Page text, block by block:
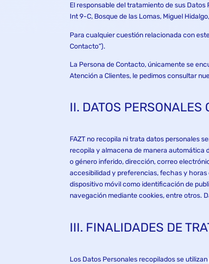
El responsable del tratamiento de sus
Int 9-C, Bosque de las Lomas, Miguel
Para cualquier cuestión relacionada con
Contacto”).
La Persona de Contacto, únicamente se
Atención a Clientes, le pedimos consultar
II. DATOS PERSONALES
FAZT no recopila ni trata datos personales
recopila y almacena de manera automática
o género inferido, dirección, correo
accesibilidad y preferencias, fechas y horas
dispositivo móvil como identificación de
navegación mediante cookies, entre otros.
III. FINALIDADES DE
Los Datos Personales recopilados se utilizan